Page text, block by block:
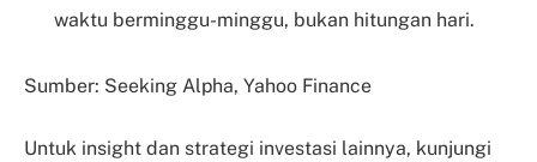
waktu berminggu-minggu, bukan hitungan hari.
Sumber: Seeking Alpha, Yahoo Finance
Untuk insight dan strategi investasi lainnya, kunjungi